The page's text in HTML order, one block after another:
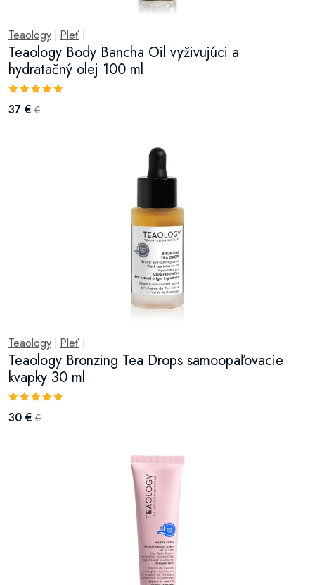
Teaology Pleť
Teaology Body Bancha Oil vyživujúci a
hydratačný olej 100 ml
37 € €
Teaology Pleť
Teaology Bronzing Tea Drops samoopaľovacie
kvapky 30 ml
30 € €